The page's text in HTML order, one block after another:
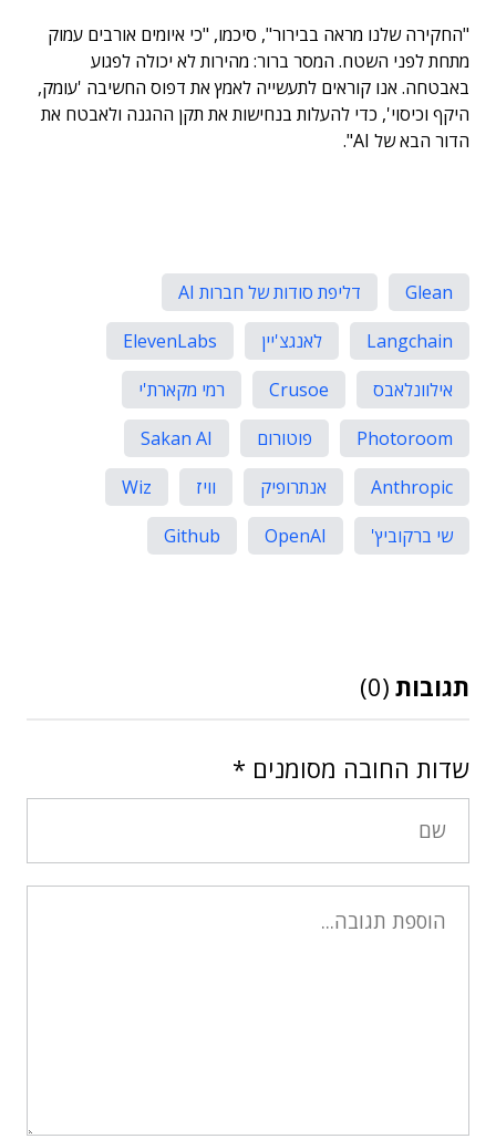
"החקירה שלנו מראה בבירור", סיכמו, "כי איומים אורבים עמוק
מתחת לפני השטח. המסר ברור: מהירות לא יכולה לפגוע
באבטחה. אנו קוראים לתעשייה לאמץ את דפוס החשיבה 'עומק,
היקף וכיסוי', כדי להעלות בנחישות את תקן ההגנה ולאבטח את
הדור הבא של AI".
Glean
דליפת סודות של חברות AI
Langchain
לאנגצ'יין
ElevenLabs
אילוונלאבס
Crusoe
רמי מקארת'י
Photoroom
פוטורום
Sakan AI
Anthropic
אנתרופיק וויז
Wiz
שי ברקוביץ'
OpenAI
Github
תגובות (0)
שדות החובה מסומנים *